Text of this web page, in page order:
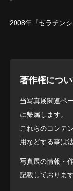
2008年『ゼラチン
著作権につ
当写真展関連ペ
に帰属します。
これらのコンテ
用などする事は
写真展の情報・
記載しておりま